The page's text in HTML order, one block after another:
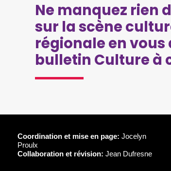
Ne manquez rien
sur la scène
régionale en
bulletin Culture à
Coordination et mise en page: Jocelyn
Proulx
Collaboration et révision: Jean Dufresne